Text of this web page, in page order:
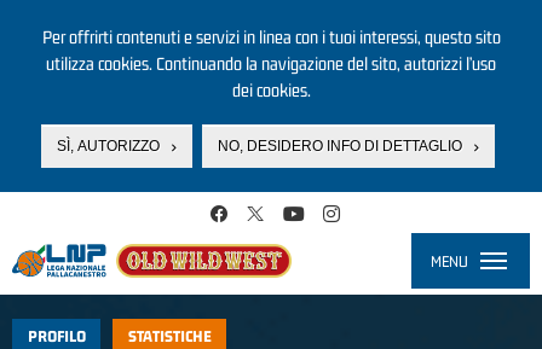
Per offrirti contenuti e servizi in linea con i tuoi interessi, questo sito
utilizza cookies. Continuando la navigazione del sito, autorizzi l’uso
dei cookies.
SÌ, AUTORIZZO NO, DESIDERO INFO DI DETTAGLIO
MENU
PROFILO STATISTICHE